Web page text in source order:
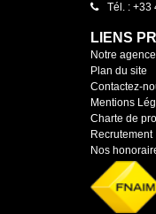
Tél. : +33
LIENS
Notre agence
Plan du site
Contactez-
Mentions
Charte de
Recrutement
Nos